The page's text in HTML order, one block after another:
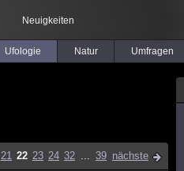
Neuigkeiten
Ufologie Natur Umfragen
21 22 23 24 32 ... 39 nächste